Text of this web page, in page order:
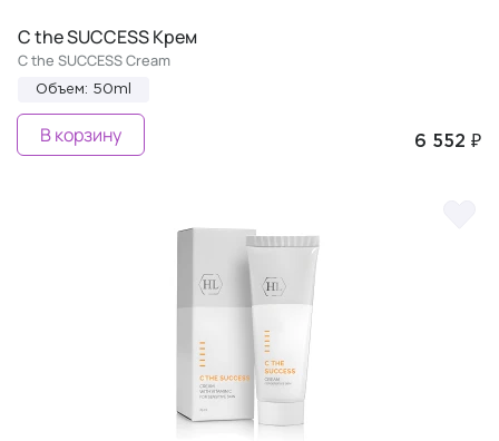
C the SUCCESS Крем
C the SUCCESS Cream
Объем: 50ml
6 552 ₽
В корзину